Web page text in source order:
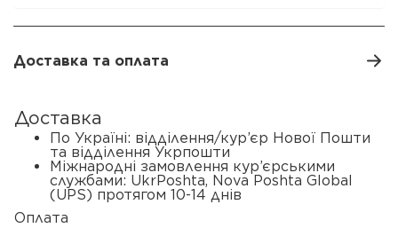
Доставка та оплата
Доставка
По Україні: відділення/кур’єр Нової Пошти
та відділення Укрпошти
Міжнародні замовлення кур’єрськими
службами: UkrPoshta, Nova Poshta Global
(UPS) протягом 10-14 днів
Оплата